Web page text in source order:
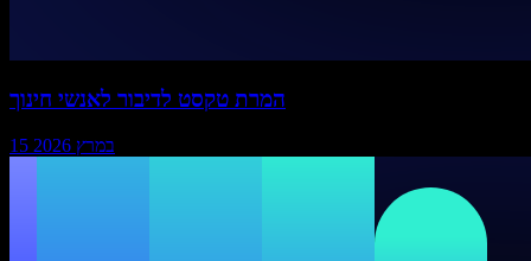
המרת טקסט לדיבור לאנשי חינוך
15 במרץ 2026